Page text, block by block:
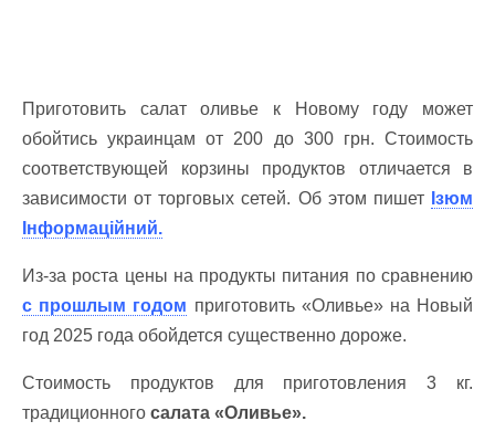
Приготовить салат оливье к Новому году может
обойтись украинцам от 200 до 300 грн. Стоимость
соответствующей корзины продуктов отличается в
зависимости от торговых сетей. Об этом пишет Ізюм
Інформаційний.
Из-за роста цены на продукты питания по сравнению
с прошлым годом приготовить «Оливье» на Новый
год 2025 года обойдется существенно дороже.
Стоимость продуктов для приготовления 3 кг.
традиционного салата «Оливье».